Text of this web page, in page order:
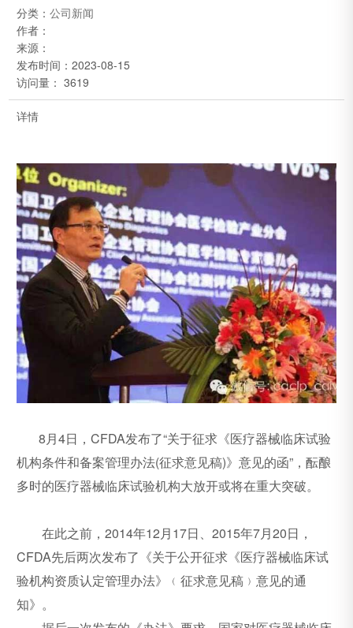
分类：公司新闻
作者：
来源：
发布时间：2023-08-15
访问量： 3619
详情
8月4日，CFDA发布了“关于征求《医疗器械临床试验
机构条件和备案管理办法(征求意见稿)》意见的函”，酝酿
多时的医疗器械临床试验机构大放开或将在重大突破。
在此之前，2014年12月17日、2015年7月20日，
CFDA先后两次发布了《关于公开征求《医疗器械临床试
验机构资质认定管理办法》﹙征求意见稿﹚意见的通
知》。